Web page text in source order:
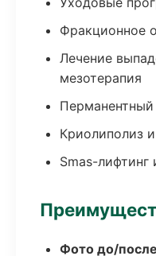
Фракционное
Лечение
мезотерапия
Криолиполиз
Smas-
Фото до/